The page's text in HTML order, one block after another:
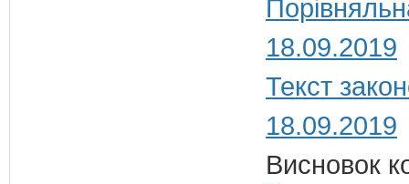
18.09.2019
Текст
18.09.2019
Висновок